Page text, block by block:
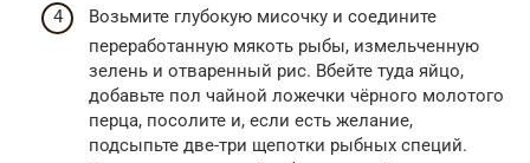
Возьмите глубокую мисочку и соедините
переработанную мякоть рыбы, измельченную
зелень и отваренный рис. Вбейте туда яйцо,
добавьте пол чайной ложечки чёрного молотого
перца, посолите и, если есть желание,
подсыпьте две-три щепотки рыбных специй.